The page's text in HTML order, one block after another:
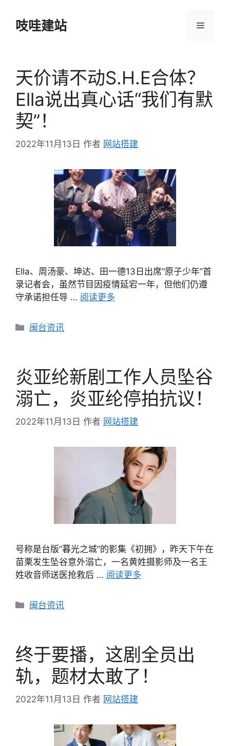
吱哇建站 菜
天价请不动S.H.E合体？
Ella说出真心话“我们有默
契”！
2022年11月13日 作者 网站搭建
Ella、周汤豪、坤达、田一德13日出席“原子少年”首
录记者会，虽然节目因疫情延宕一年，但他们仍遵
守承诺担任导 … 阅读更多
分
闽台资讯
炎亚纶新剧工作人员坠谷
溺亡，炎亚纶停拍抗议！
2022年11月13日 作者 网站搭建
号称是台版“暮光之城”的影集《初拥》，昨天下午在
苗栗发生坠谷意外溺亡，一名黄姓摄影师及一名王
姓收音师送医抢救后 … 阅读更多
分
闽台资讯
终于要播，这剧全员出
轨，题材太敢了！
2022年11月13日 作者 网站搭建